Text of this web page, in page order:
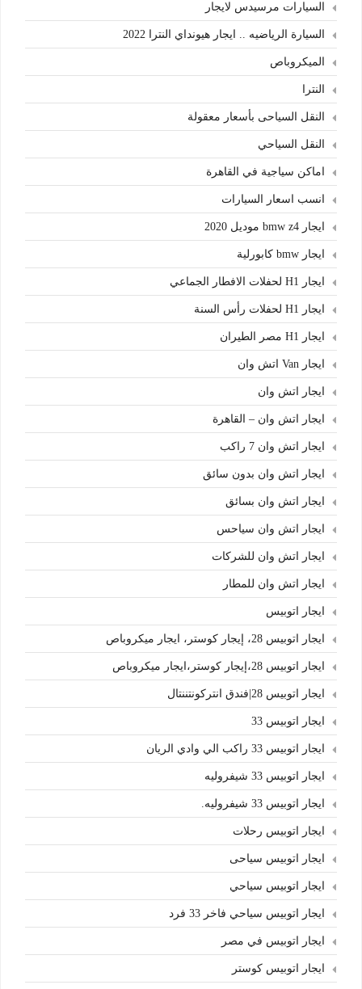
السيارات مرسيدس لايجار
السيارة الرياضيه .. ايجار هيونداي النترا 2022
الميكروباص
النترا
النقل السياحى بأسعار معقولة
النقل السياحي
اماكن سياجية في القاهرة
انسب اسعار السيارات
ايجار bmw z4 موديل 2020
ايجار bmw كابورلية
ايجار H1 لحفلات الافطار الجماعي
ايجار H1 لحفلات رأس السنة
ايجار H1 مصر الطيران
ايجار Van اتش وان
ايجار اتش وان
ايجار اتش وان – القاهرة
ايجار اتش وان 7 راكب
ايجار اتش وان بدون سائق
ايجار اتش وان بسائق
ايجار اتش وان سياحس
ايجار اتش وان للشركات
ايجار اتش وان للمطار
ايجار اتوبيس
ايجار اتوبيس 28، إيجار كوستر، ايجار ميكروباص
ايجار اتوبيس 28،إيجار كوستر،ايجار ميكروباص
ايجار اتوبيس 28|فندق انتركونتننتال
ايجار اتوبيس 33
ايجار اتوبيس 33 راكب الي وادي الريان
ايجار اتوبيس 33 شيفروليه
ايجار اتوبيس 33 شيفروليه.
ايجار اتوبيس رحلات
ايجار اتوبيس سياحى
ايجار اتوبيس سياحي
ايجار اتوبيس سياحي فاخر 33 فرد
ايجار اتوبيس في مصر
ايجار اتوبيس كوستر